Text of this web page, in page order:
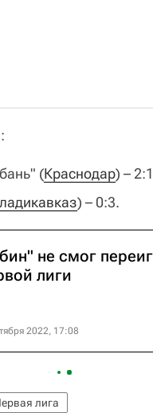
(Краснодар) –
) – 0:3.
не смог
лиги
2022, 17:08
лига